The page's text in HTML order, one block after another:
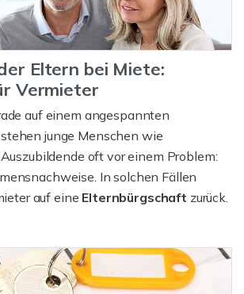
Eltern bei Miete:
Vermieter
auf einem angespannten
junge Menschen wie
oft vor einem Problem:
In solchen Fällen
auf eine Elternbürgschaft zurück.